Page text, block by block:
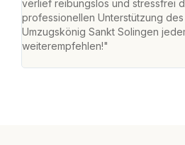
verlief reibungslos und stressfrei
professionellen Unterstützung des
Umzugskönig Sankt Solingen
weiterempfehlen!"